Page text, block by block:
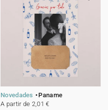
Novedades
Paname
A partir de 2,01 €